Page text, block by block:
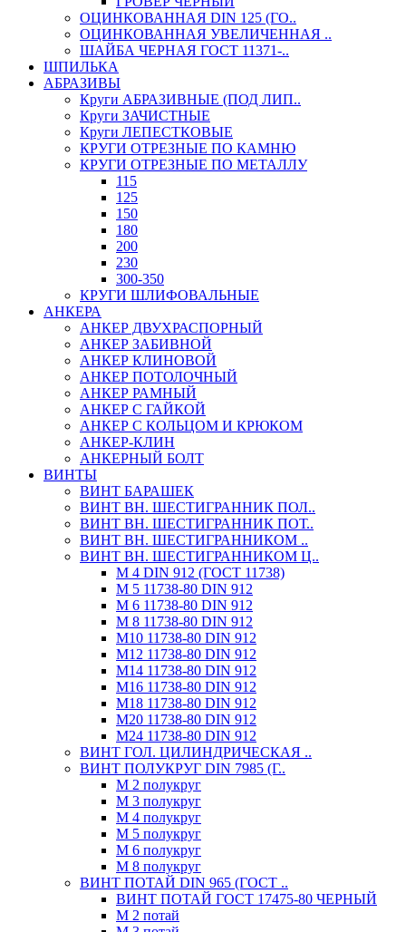
ОЦИНКОВАННАЯ DIN 125 (ГО..
ОЦИНКОВАННАЯ УВЕЛИЧЕННАЯ ..
ШАЙБА ЧЕРНАЯ ГОСТ 11371-..
ШПИЛЬКА
АБРАЗИВЫ
Круги АБРАЗИВНЫЕ (ПОД ЛИП..
Круги ЗАЧИСТНЫЕ
Круги ЛЕПЕСТКОВЫЕ
КРУГИ ОТРЕЗНЫЕ ПО КАМНЮ
КРУГИ ОТРЕЗНЫЕ ПО МЕТАЛЛУ
115
125
150
180
200
230
300-350
КРУГИ ШЛИФОВАЛЬНЫЕ
АНКЕРА
АНКЕР ДВУХРАСПОРНЫЙ
АНКЕР ЗАБИВНОЙ
АНКЕР КЛИНОВОЙ
АНКЕР ПОТОЛОЧНЫЙ
АНКЕР РАМНЫЙ
АНКЕР С ГАЙКОЙ
АНКЕР С КОЛЬЦОМ И КРЮКОМ
АНКЕР-КЛИН
АНКЕРНЫЙ БОЛТ
ВИНТЫ
ВИНТ БАРАШЕК
ВИНТ ВН. ШЕСТИГРАННИК ПОЛ..
ВИНТ ВН. ШЕСТИГРАННИК ПОТ..
ВИНТ ВН. ШЕСТИГРАННИКОМ ..
ВИНТ ВН. ШЕСТИГРАННИКОМ Ц..
М 4 DIN 912 (ГОСТ 11738)
М 5 11738-80 DIN 912
М 6 11738-80 DIN 912
М 8 11738-80 DIN 912
М10 11738-80 DIN 912
М12 11738-80 DIN 912
М14 11738-80 DIN 912
М16 11738-80 DIN 912
М18 11738-80 DIN 912
М20 11738-80 DIN 912
М24 11738-80 DIN 912
ВИНТ ГОЛ. ЦИЛИНДРИЧЕСКАЯ ..
ВИНТ ПОЛУКРУГ DIN 7985 (Г..
М 2 полукруг
М 3 полукруг
М 4 полукруг
М 5 полукруг
М 6 полукруг
М 8 полукруг
ВИНТ ПОТАЙ DIN 965 (ГОСТ ..
ВИНТ ПОТАЙ ГОСТ 17475-80 ЧЕРНЫЙ
М 2 потай